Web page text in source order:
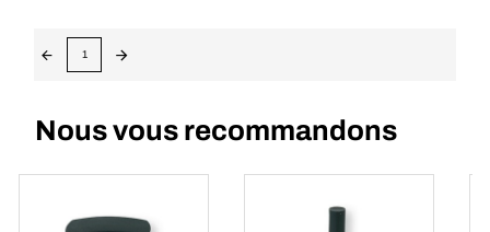
1
Nous vous recommandons